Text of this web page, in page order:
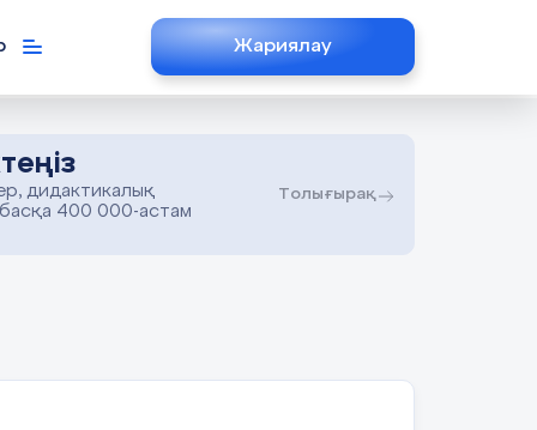
Жариялау
дидактикалық
400 000-астам
Толығырақ